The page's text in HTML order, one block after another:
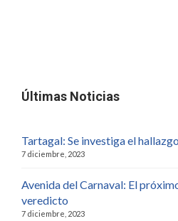
Últimas Noticias
Tartagal: Se investiga el
7 diciembre, 2023
Avenida del Carnaval: El
veredicto
7 diciembre, 2023